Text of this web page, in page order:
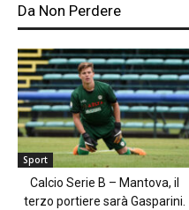
Da Non Perdere
Sport
Calcio Serie B – Mantova, il
terzo portiere sarà Gasparini.